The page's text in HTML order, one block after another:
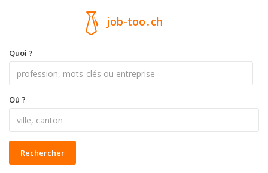
job-too.ch
Quoi ?
Oú ?
Rechercher